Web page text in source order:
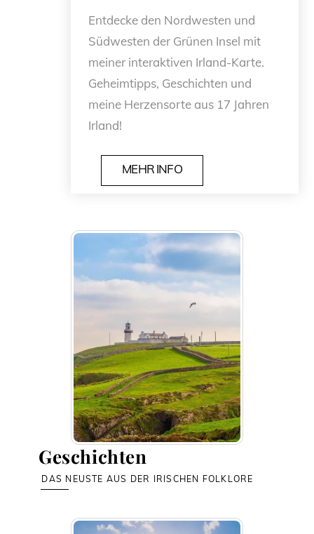
Entdecke den Nordwesten und
Südwesten der Grünen Insel mit
meiner interaktiven Irland-Karte.
Geheimtipps, Geschichten und
meine Herzensorte aus 17 Jahren
Irland!
MEHR INFO
Geschichten
DAS NEUSTE AUS DER IRISCHEN FOLKLORE